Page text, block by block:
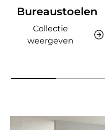
Bureaustoelen
Collectie
weergeven